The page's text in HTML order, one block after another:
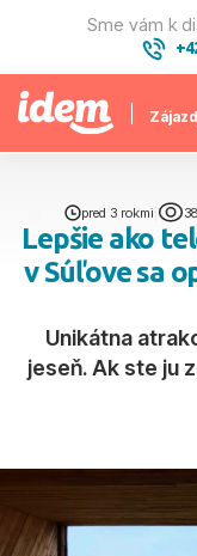
Sme vám k
pred 3 rokmi
Lepšie ako
v Súľove sa
Unikátna
jeseň. Ak ste ju